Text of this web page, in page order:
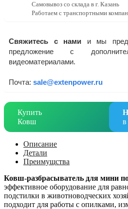
Самовывоз со склада в г. Казань
Работаем с транспортными
Свяжитесь с нами и мы
предложение с
видеоматериалами.
Почта: sale@extenpower.ru
Купить
Ковш
в
Описание
Детали
Преимущства
Ковш-разбрасыватель для мини
эффективное оборудование для
подстилки в животноводческих
подходит для работы с опилками,